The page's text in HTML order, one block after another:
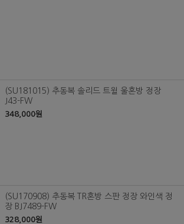
(SU181015) 추동복 솔리드 트윌 울혼방 정장
J43-FW
348,000원
(SU170908) 추동복 TR혼방 스판 정장 와인색 정
장 BJ7489-FW
328,000원